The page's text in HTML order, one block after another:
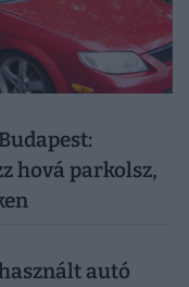
hová parkolsz,
autó